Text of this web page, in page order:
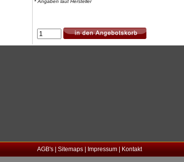
* Angaben laut Hersteller
AGB's|Sitemaps|Impressum|Kontakt